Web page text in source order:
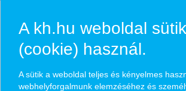
hírek és hivatalos
A kh.hu weboldal
(cookie) használ.
A sütik a weboldal teljes és kényelmes
webhelyforgalmunk elemzéséhez és